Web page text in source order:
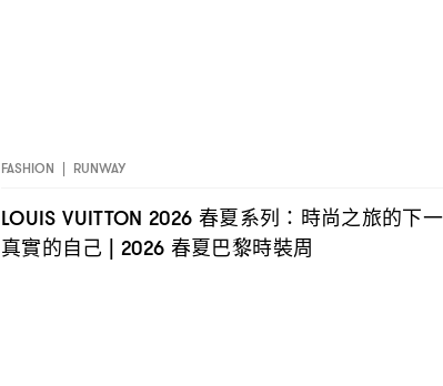
FASHION | RUNWAY
LOUIS VUITTON 2026 春夏系列 ： 時尚之旅的下
真實的自己 | 2026 春夏巴黎時裝周